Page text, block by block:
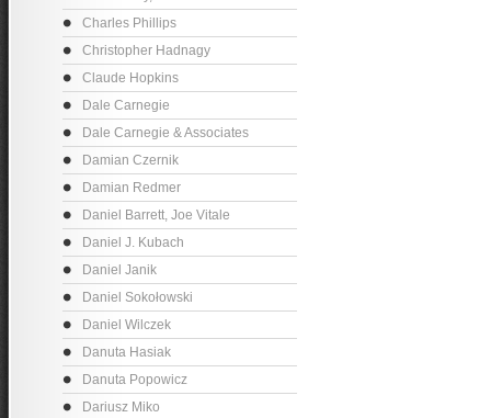
Charles Phillips
Christopher Hadnagy
Claude Hopkins
Dale Carnegie
Dale Carnegie & Associates
Damian Czernik
Damian Redmer
Daniel Barrett, Joe Vitale
Daniel J. Kubach
Daniel Janik
Daniel Sokołowski
Daniel Wilczek
Danuta Hasiak
Danuta Popowicz
Dariusz Miko